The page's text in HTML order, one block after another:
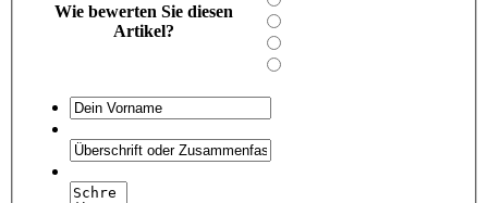
Wie bewerten Sie diesen
Artikel?